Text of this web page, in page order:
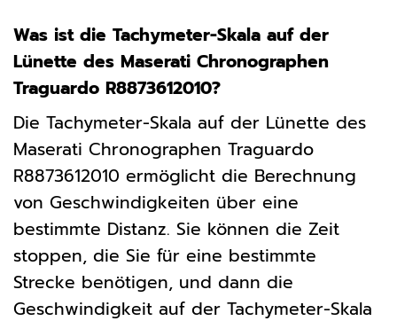
Was ist die Tachymeter-Skala auf der
Lünette des Maserati Chronographen
Traguardo R8873612010?
Die Tachymeter-Skala auf der Lünette des
Maserati Chronographen Traguardo
R8873612010 ermöglicht die Berechnung
von Geschwindigkeiten über eine
bestimmte Distanz. Sie können die Zeit
stoppen, die Sie für eine bestimmte
Strecke benötigen, und dann die
Geschwindigkeit auf der Tachymeter-Skala